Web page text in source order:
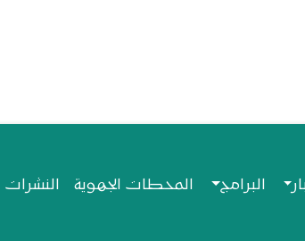
البرامج المحطات الجهوية النشرات